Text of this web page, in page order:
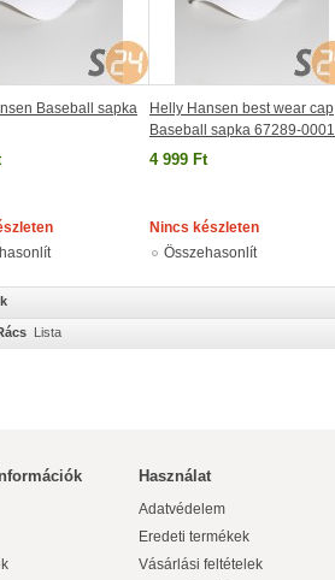
Baseball sapka
Helly Hansen best wear cap
Baseball sapka 67289-0001
4 999 Ft
Nincs készleten
Összehasonlít
Lista
Használat
Adatvédelem
Eredeti termékek
Vásárlási feltételek